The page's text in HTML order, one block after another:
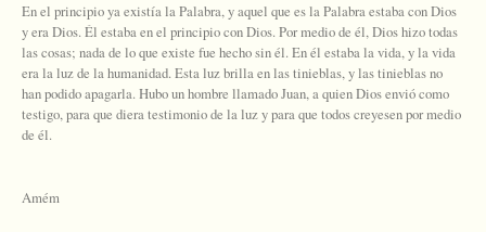
En el principio ya existía la Palabra, y aquel que es la Palabra estaba con Dios
y era Dios. Él estaba en el principio con Dios. Por medio de él, Dios hizo todas
las cosas; nada de lo que existe fue hecho sin él. En él estaba la vida, y la vida
era la luz de la humanidad. Esta luz brilla en las tinieblas, y las tinieblas no
han podido apagarla. Hubo un hombre llamado Juan, a quien Dios envió como
testigo, para que diera testimonio de la luz y para que todos creyesen por medio
de él.
Amém